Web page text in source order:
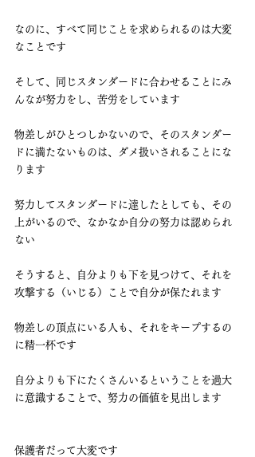
なのに、すべて同じことを求められるのは大変
なことです
そして、同じスタンダードに合わせることにみ
んなが努力をし、苦労をしています
物差しがひとつしかないので、そのスタンダー
ドに満たないものは、ダメ扱いされることにな
ります
努力してスタンダードに達したとしても、その
上がいるので、なかなか自分の努力は認められ
ない
そうすると、自分よりも下を見つけて、それを
攻撃する（いじる）ことで自分が保たれます
物差しの頂点にいる人も、それをキープするの
に精一杯です
自分よりも下にたくさんいるということを過大
に意識することで、努力の価値を見出します
保護者だって大変です